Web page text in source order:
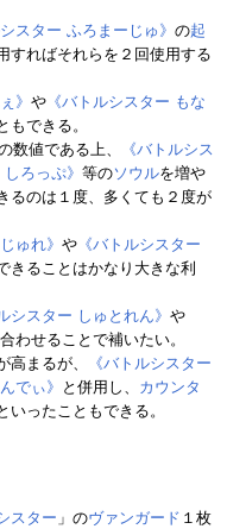
シスター ふろまーじゅ》 の起
すればそれらを２回使用する
》 や 《バトルシスター もな
もできる。
数値である上、
《バトルシス
ろっぷ》 等のソウルを増や
るのは１度、多くても２度が
ゅれ》 や 《バトルシスター
きることはかなり大きな利
シスター しゅとれん》 や
わせることで補いたい。
高まるが、
《バトルシスター
でぃ》 と併用し、 カウンタ
ったこともできる。
スター 」のヴァンガード １枚